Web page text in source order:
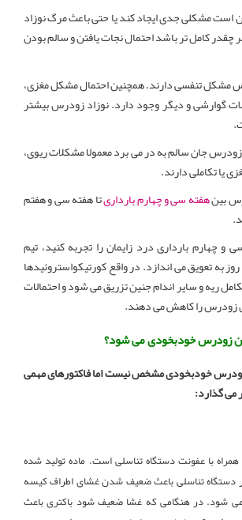
مشکلی جدی ایجاد کند یا حتی باعث مرگ نوزاد
کامل تر باشد احتمال نجات یافتن و سالم بودن
مشکل تنفسی دارند. همچنین احتمال مشکل مغزی،
گوارشی و دیگر وجود دارد. نوزاد زودرس بیشتر
زودرس جان سالم به در می برد معمولا مشکلات ریوی،
یا تکاملی دارند.
بینهفته سی و چهارم بارداریتا هفته سی و هفتم
چهارم بارداری درد زایمان را تجربه کنید، تیم
به تعویق می اندازد. در واقع کورتیکواستروئیدها
ریه و سایر اندام جنین تزریق می شود و احتمالات
زودرس را کاهش می دهند.
زودرس خودبخودی می شود؟
خودبخودی مشخص نیست اما فاکتورهای مهمی
می گذارد:
با عفونت دستگاه تناسلی است. ماده تولید شده
دستگاه تناسلی باعث ضعیف شدن غشای اطراف کیسه
شود. در هنگامی که غشا ضعیف شود باکتری باعث